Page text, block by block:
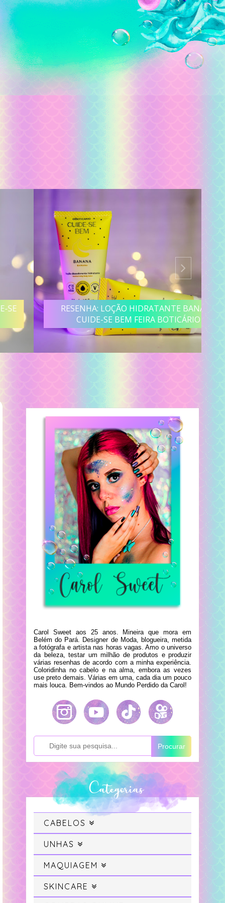
RESENHA: LOÇÃO HIDRATANTE BANANA
CUIDE-SE BEM FEIRA BOTICÁRIO
Carol Sweet aos 25 anos. Mineira que mora em
Belém do Pará. Designer de Moda, blogueira, metida
a fotógrafa e artista nas horas vagas. Amo o universo
da beleza, testar um milhão de produtos e produzir
várias resenhas de acordo com a minha experiência.
Coloridinha no cabelo e na alma, embora as vezes
use preto demais. Várias em uma, cada dia um pouco
mais louca. Bem-vindos ao Mundo Perdido da Carol!
Procurar
Categorias
CABELOS
Cabelo
Cabelo Colorido
Projeto Sereia
UNHAS
Swatches
Unhas da Semana
MAQUIAGEM
Maquiagem
SKINCARE